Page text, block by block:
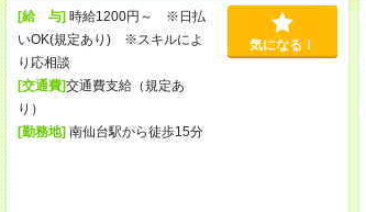
[給 与]時給1200円～ ※日払
いOK(規定あり) ※スキルによ
り応相談
[交通費]交通費支給（規定あ
り）
[勤務地]南仙台駅から徒歩15分
気になる！